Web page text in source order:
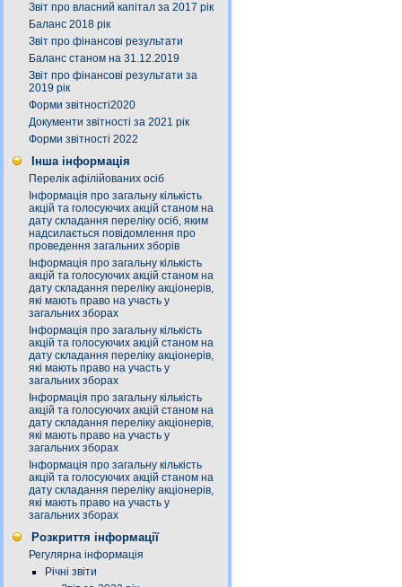
Звіт про власний капітал за 2017 рік
Баланс 2018 рік
Звіт про фінансові результати
Баланс станом на 31.12.2019
Звіт про фінансові результати за
2019 рік
Форми звітності2020
Документи звітності за 2021 рік
Форми звітності 2022
Інша інформація
Перелік афілійованих осіб
Інформація про загальну кількість
акцій та голосуючих акцій станом на
дату складання переліку осіб, яким
надсилається повідомлення про
проведення загальних зборів
Інформація про загальну кількість
акцій та голосуючих акцій станом на
дату складання переліку акціонерів,
які мають право на участь у
загальних зборах
Інформація про загальну кількість
акцій та голосуючих акцій станом на
дату складання переліку акціонерів,
які мають право на участь у
загальних зборах
Інформація про загальну кількість
акцій та голосуючих акцій станом на
дату складання переліку акціонерів,
які мають право на участь у
загальних зборах
Інформація про загальну кількість
акцій та голосуючих акцій станом на
дату складання переліку акціонерів,
які мають право на участь у
загальних зборах
Розкриття інформації
Регулярна інформація
Річні звіти